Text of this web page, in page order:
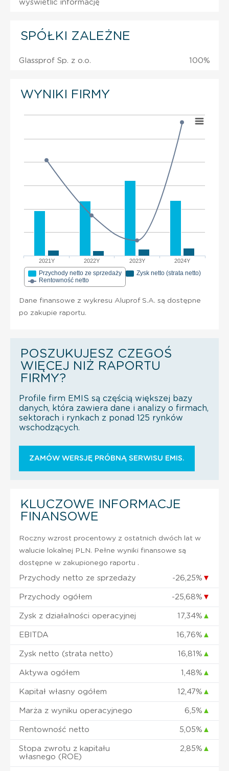
wyświetlić informację
SPÓŁKI ZALEŻNE
Glassprof Sp. z o.o. 100%
WYNIKI FIRMY
2021Y 2022Y 2023Y 2024Y
Przychody netto ze sprzedaży
Zysk netto (strata netto)
Rentowność netto
Dane finansowe z wykresu Aluprof S.A. są dostępne
po zakupie raportu.
POSZUKUJESZ CZEGOŚ
WIĘCEJ NIŻ RAPORTU
FIRMY?
Profile firm EMIS są częścią większej bazy
danych, która zawiera dane i analizy o firmach,
sektorach i rynkach z ponad 125 rynków
wschodzących.
ZAMÓW WERSJĘ PRÓBNĄ SERWISU EMIS.
KLUCZOWE INFORMACJE
FINANSOWE
Roczny wzrost procentowy z ostatnich dwóch lat w
walucie lokalnej PLN. Pełne wyniki finansowe są
dostępne w zakupionego raportu .
Przychody netto ze sprzedaży -26,25% ▼
Przychody ogółem -25,68% ▼
Zysk z działalności operacyjnej 17,34% ▲
EBITDA 16,76% ▲
Zysk netto (strata netto) 16,81% ▲
Aktywa ogółem 1,48% ▲
Kapitał własny ogółem 12,47% ▲
Marża z wyniku operacyjnego 6,5% ▲
Rentowność netto 5,05% ▲
Stopa zwrotu z kapitału
własnego (ROE)
2,85% ▲